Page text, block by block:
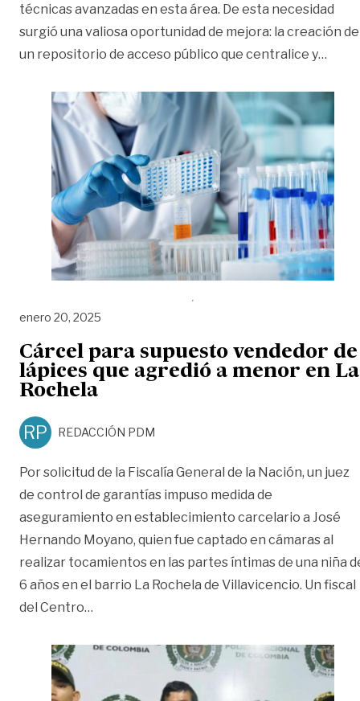
técnicas avanzadas en esta área. De esta necesidad
surgió una valiosa oportunidad de mejora: la creación de
un repositorio de acceso público que centralice y…
enero 20, 2025
Cárcel para supuesto vendedor de
lápices que agredió a menor en La
Rochela
RP REDACCIÓN PDM
Por solicitud de la Fiscalía General de la Nación, un juez
de control de garantías impuso medida de
aseguramiento en establecimiento carcelario a José
Hernando Moyano, quien fue captado en cámaras al
realizar tocamientos en las partes íntimas de una niña
6 años en el barrio La Rochela de Villavicencio. Un fiscal
del Centro…